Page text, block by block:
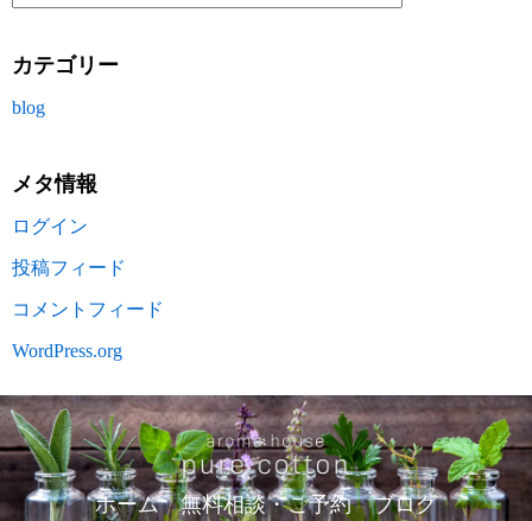
カテゴリー
blog
メタ情報
ログイン
投稿フィード
コメントフィード
WordPress.org
ホーム 無料相談・ご予約 ブログ